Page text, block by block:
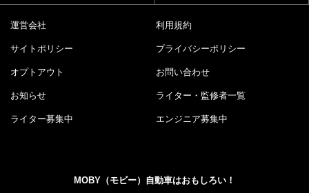
運営会社 利用規約
サイトポリシー プライバシーポリシー
オプトアウト お問い合わせ
お知らせ ライター・監修者一覧
ライター募集中 エンジニア募集中
MOBY（モビー）自動車はおもしろい！